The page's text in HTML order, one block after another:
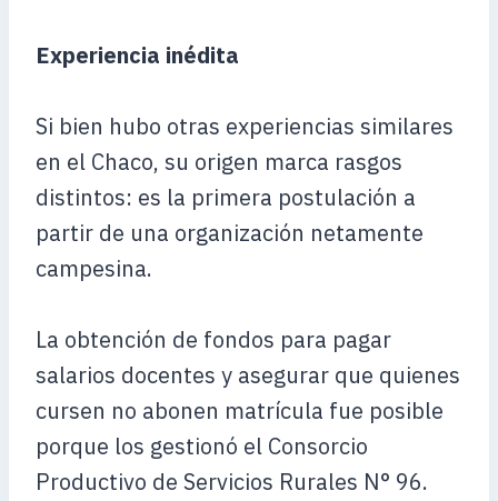
Experiencia inédita
Si bien hubo otras experiencias similares
en el Chaco, su origen marca rasgos
distintos: es la primera postulación a
partir de una organización netamente
campesina.
La obtención de fondos para pagar
salarios docentes y asegurar que quienes
cursen no abonen matrícula fue posible
porque los gestionó el Consorcio
Productivo de Servicios Rurales N° 96.